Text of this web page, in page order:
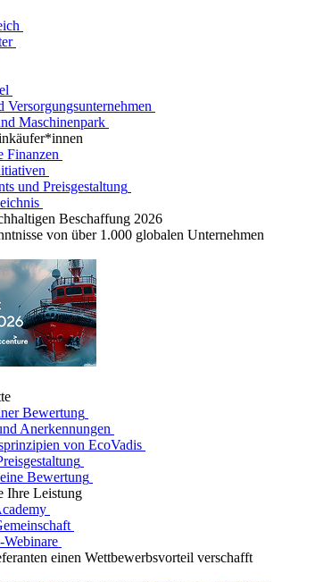
Versorgungsunternehmen
Maschinenpark
Finanzen
und Preisgestaltung
Beschaffung 2026
von über 1.000 globalen Unternehmen
Bewertung
Anerkennungen
von EcoVadis
Bewertung
Ihre Leistung
Webinare
einen Wettbewerbsvorteil verschafft